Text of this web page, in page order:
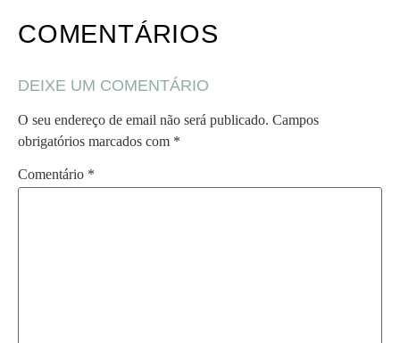
COMENTÁRIOS
DEIXE UM COMENTÁRIO
O seu endereço de email não será publicado. Campos
obrigatórios marcados com *
Comentário *